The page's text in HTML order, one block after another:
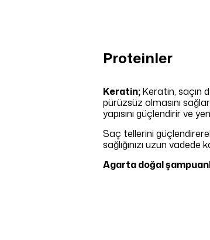
Proteinler
Keratin;Keratin, saçın
pürüzsüz olmasını
yapısını güçlendirir ve
Saç tellerini
sağlığınızı uzun vadede
Agarta doğal